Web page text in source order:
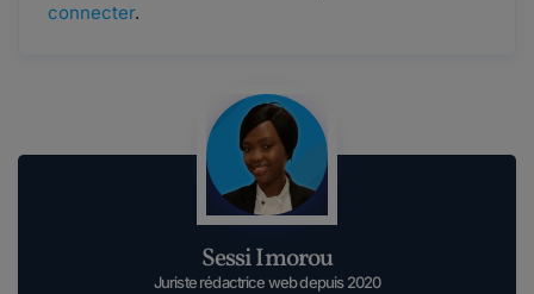
connecter.
Sessi Imorou
Juriste rédactrice web depuis 2020